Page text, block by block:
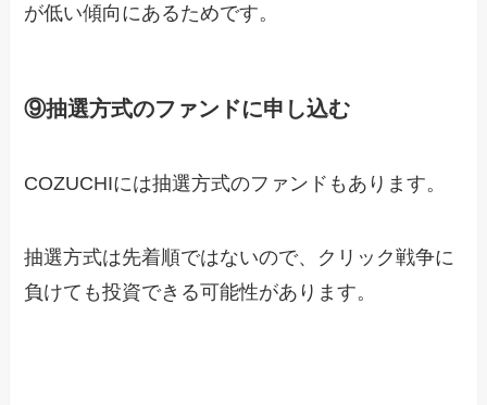
が低い傾向にあるためです。
⑨抽選方式のファンドに申し込む
COZUCHIには抽選方式のファンドもあります。
抽選方式は先着順ではないので、クリック戦争に
負けても投資できる可能性があります。